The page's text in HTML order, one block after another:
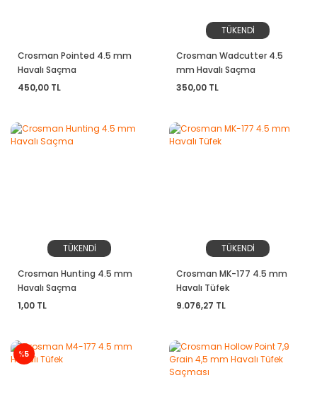
Crosman Pointed 4.5 mm
Havalı Saçma
450,00 TL
TÜKENDİ
Crosman Wadcutter 4.5
mm Havalı Saçma
350,00 TL
TÜKENDİ
Crosman Hunting 4.5 mm
Havalı Saçma
1,00 TL
TÜKENDİ
Crosman MK-177 4.5 mm
Havalı Tüfek
9.076,27 TL
%5